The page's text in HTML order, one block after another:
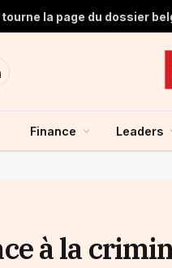
tourne la page du dossier
Finance Leaders
à la